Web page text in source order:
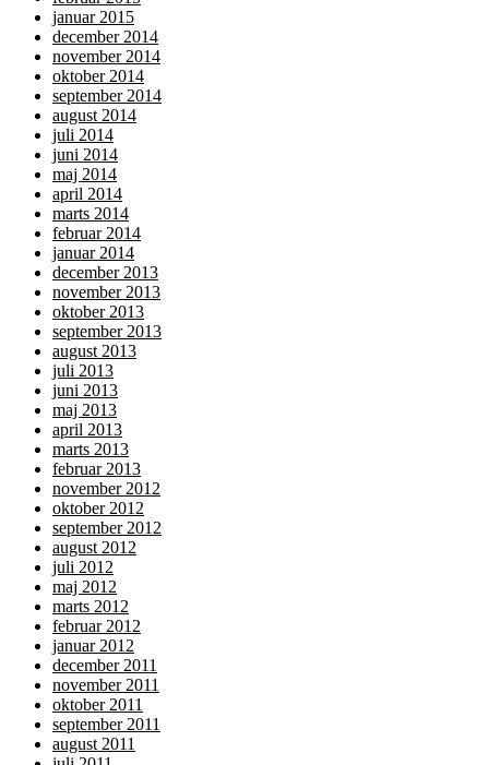
januar 2015
december 2014
november 2014
oktober 2014
september 2014
august 2014
juli 2014
juni 2014
maj 2014
april 2014
marts 2014
februar 2014
januar 2014
december 2013
november 2013
oktober 2013
september 2013
august 2013
juli 2013
juni 2013
maj 2013
april 2013
marts 2013
februar 2013
november 2012
oktober 2012
september 2012
august 2012
juli 2012
maj 2012
marts 2012
februar 2012
januar 2012
december 2011
november 2011
oktober 2011
september 2011
august 2011